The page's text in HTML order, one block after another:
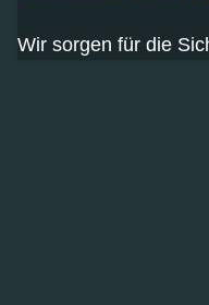
Wir sorgen für die